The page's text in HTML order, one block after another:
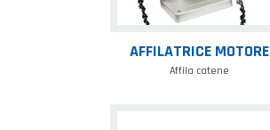
AFFILATRICE MOTORE
Affila catene